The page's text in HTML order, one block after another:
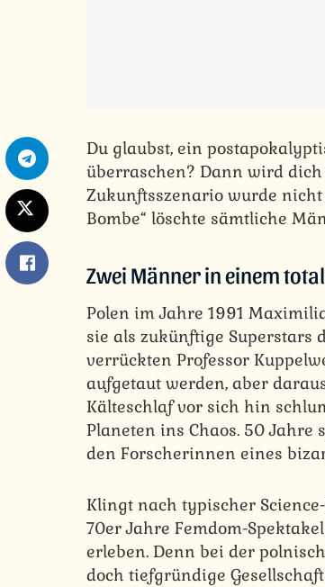
Du glaubst, ein
überraschen? Dann wird
Zukunftsszenario wurde
Bombe“ löschte sämtliche
Zwei Männer in einem
Polen im Jahre 1991
sie als zukünftige Superstars
verrückten Professor
aufgetaut werden, aber
Kälteschlaf vor sich hin
Planeten ins Chaos. 50
den Forscherinnen eines
Klingt nach typischer
70er Jahre Femdom-
erleben. Denn bei der
doch tiefgründige